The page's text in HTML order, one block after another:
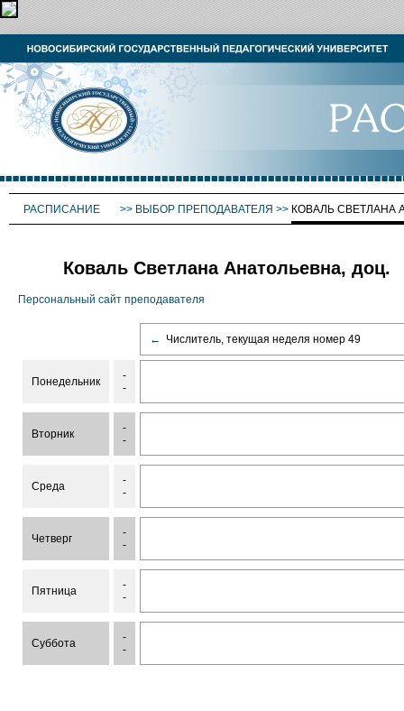
РАСПИСАНИЕ >> ВЫБОР ПРЕПОДАВАТЕЛЯ >> КОВАЛЬ СВЕТЛАНА
Коваль Светлана Анатольевна, доц.
Персональный сайт преподавателя
← Числитель, текущая неделя номер 49
Понедельник
-
-
Вторник
-
-
Среда
-
-
Четверг
-
-
Пятница
-
-
Суббота
-
-